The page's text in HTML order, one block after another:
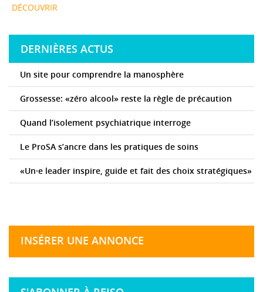
DÉCOUVRIR
DERNIÈRES ACTUS
Un site pour comprendre la manosphère
Grossesse: «zéro alcool» reste la règle de précaution
Quand l’isolement psychiatrique interroge
Le ProSA s’ancre dans les pratiques de soins
«Un·e leader inspire, guide et fait des choix stratégiques»
INSÉRER UNE ANNONCE